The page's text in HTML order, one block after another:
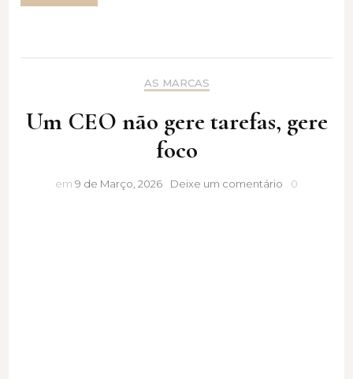
AS MARCAS
Um CEO não gere tarefas, gere
foco
em 9 de Março, 2026 Deixe um comentário Um
0